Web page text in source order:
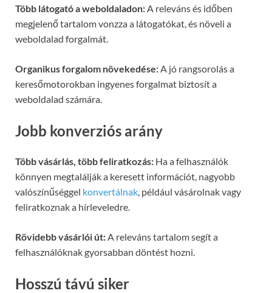
Több látogató a weboldaladon:A releváns és időben
megjelenő tartalom vonzza a látogatókat, és növeli a
weboldalad forgalmát.
Organikus forgalom növekedése:A jó rangsorolás a
keresőmotorokban ingyenes forgalmat biztosít a
weboldalad számára.
Jobb konverziós arány
Több vásárlás, több feliratkozás: Ha a felhasználók
könnyen megtalálják a keresett információt, nagyobb
valószínűséggel konvertálnak , például vásárolnak vagy
feliratkoznak a hírleveledre.
Rövidebb vásárlói út: A releváns tartalom segít a
felhasználóknak gyorsabban döntést hozni.
Hosszú távú siker